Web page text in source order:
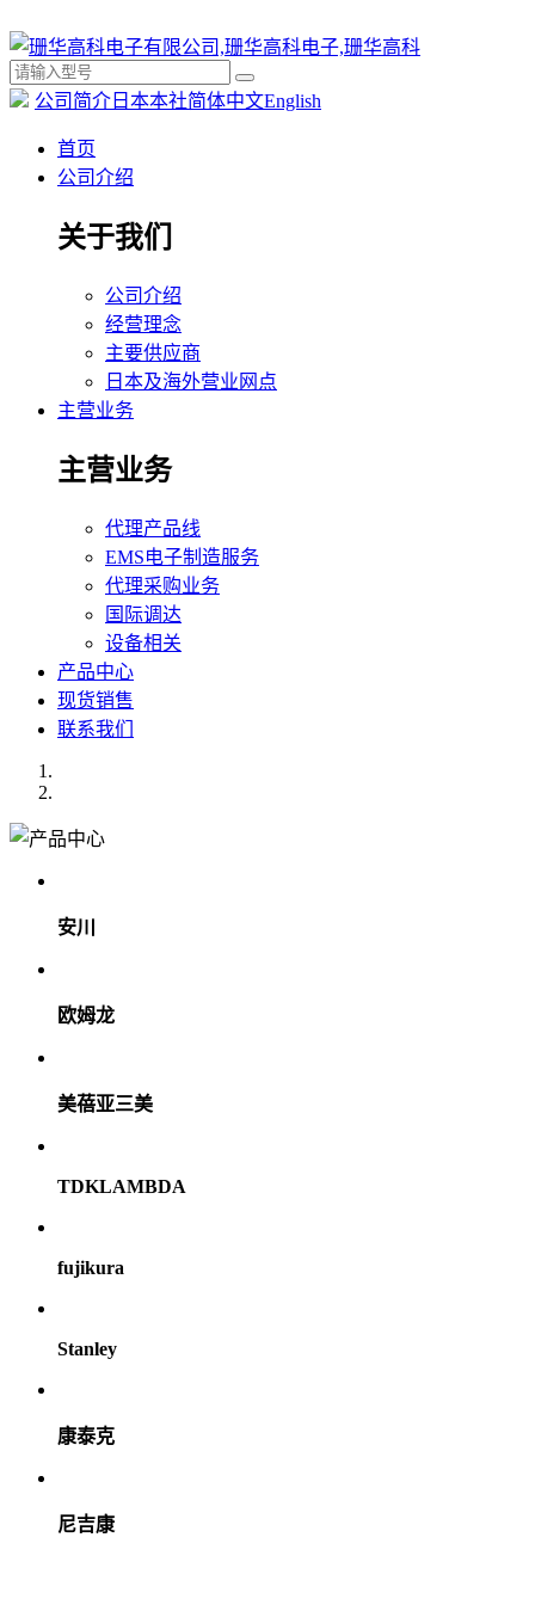
公司简介 日本本社简体中文English
首页
公司介绍
关于我们
公司介绍
经营理念
主要供应商
日本及海外营业网点
主营业务
主营业务
代理产品线
EMS电子制造服务
代理采购业务
国际调达
设备相关
产品中心
现货销售
联系我们
安川
欧姆龙
美蓓亚三美
TDKLAMBDA
fujikura
Stanley
康泰克
尼吉康